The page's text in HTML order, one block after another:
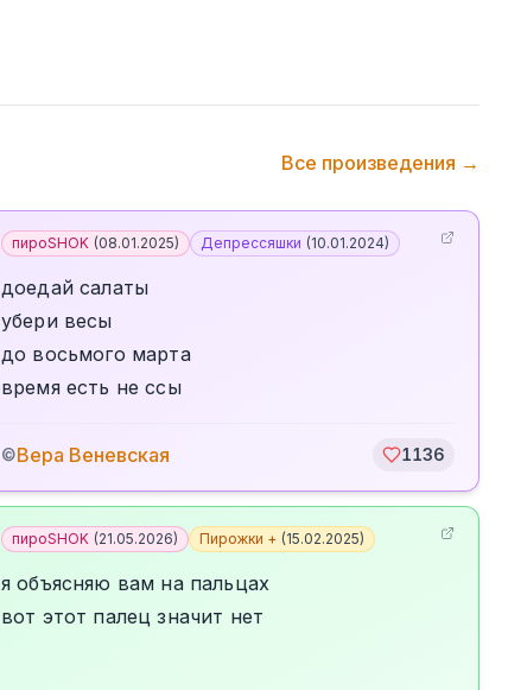
Все произведения →
пироSHOK (08.01.2025) Депрессяшки (10.01.2024)
доедай салаты
убери весы
до восьмого марта
время есть не ссы
©Вера Веневская 1136
пироSHOK (21.05.2026) Пирожки + (15.02.2025)
я объясняю вам на пальцах
вот этот палец значит нет